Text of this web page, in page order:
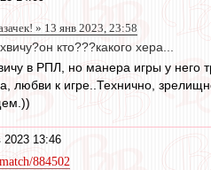
» 13 янв 2023, 23:58
кто???какого хера...
в РПЛ, но манера игры у него
любви к игре..Технично,
2023 13:46
884502